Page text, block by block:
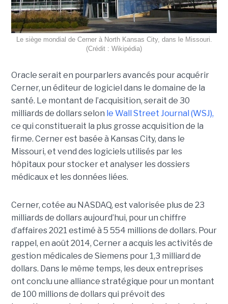
Le siège mondial de Cerner à North Kansas City, dans le Missouri.
(Crédit : Wikipédia)
Oracle serait en pourparlers avancés pour acquérir
Cerner, un éditeur de logiciel dans le domaine de la
santé. Le montant de l’acquisition, serait de 30
milliards de dollars selon le Wall Street Journal (WSJ),
ce qui constituerait la plus grosse acquisition de la
firme. Cerner est basée à Kansas City, dans le
Missouri, et vend des logiciels utilisés par les
hôpitaux pour stocker et analyser les dossiers
médicaux et les données liées.
Cerner, cotée au NASDAQ, est valorisée plus de 23
milliards de dollars aujourd’hui, pour un chiffre
d’affaires 2021 estimé à 5 554 millions de dollars. Pour
rappel, en août 2014, Cerner a acquis les activités de
gestion médicales de Siemens pour 1,3 milliard de
dollars. Dans le même temps, les deux entreprises
ont conclu une alliance stratégique pour un montant
de 100 millions de dollars qui prévoit des